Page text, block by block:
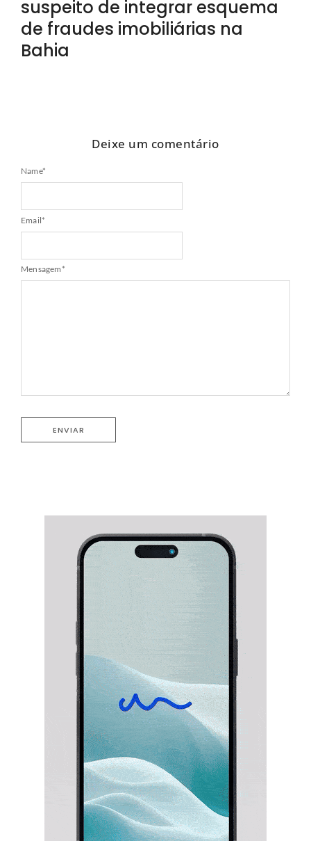
suspeito de integrar esquema
de fraudes imobiliárias na
Bahia
Deixe um comentário
Name*
Email*